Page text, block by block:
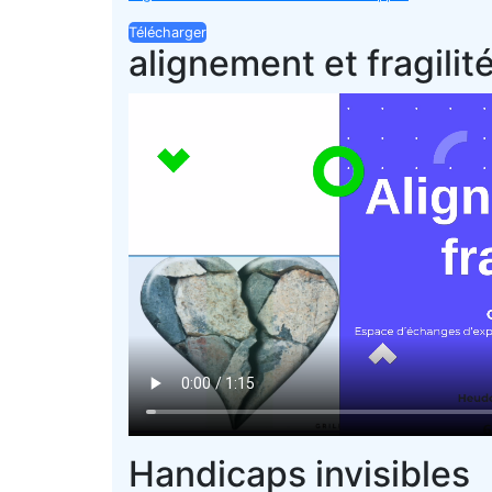
Télécharger
alignement et
Handicaps invisibles